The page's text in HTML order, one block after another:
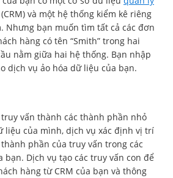
(CRM) và một hệ thống kiểm kê riêng
Nhưng bạn muốn tìm tất cả các đơn
hàng có tên “Smith” trong hai
nằm giữa hai hệ thống. Bạn nhập
dịch vụ ảo hóa dữ liệu của bạn.
vấn thành các thành phần nhỏ
liệu của mình, dịch vụ xác định vị trí
phần của truy vấn trong các
bạn. Dịch vụ tạo các truy vấn con để
hàng từ CRM của bạn và thông